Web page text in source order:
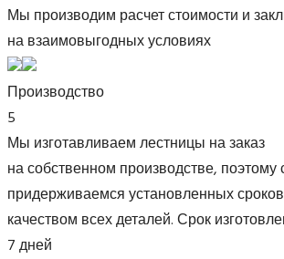
Мы производим расчет стоимости и
на взаимовыгодных условиях
Производство
5
Мы изготавливаем лестницы на заказ
на собственном производстве, поэтому
придерживаемся установленных
качеством всех деталей. Срок
7 дней